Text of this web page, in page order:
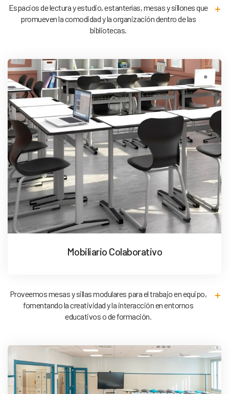
Espacios de lectura y estudio, estanterías, mesas y sillones que
promueven la comodidad y la organización dentro de las
bibliotecas.
Mobiliario Colaborativo
Proveemos mesas y sillas modulares para el trabajo en equipo,
fomentando la creatividad y la interacción en entornos
educativos o de formación.